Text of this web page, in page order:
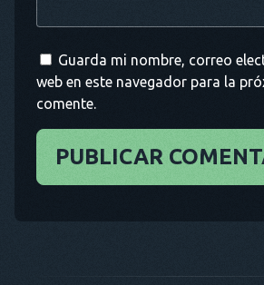
Guarda mi nombre, correo
web en este navegador para la
comente.
PUBLICAR